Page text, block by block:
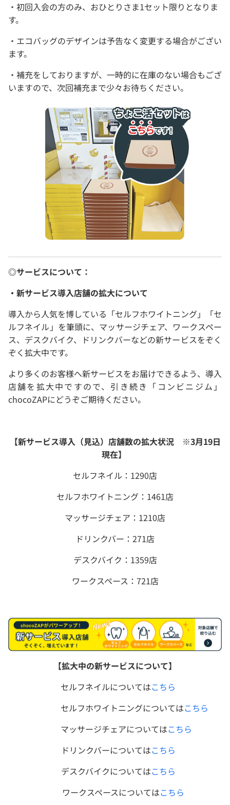
・初回入会の方のみ、おひとりさま1セット限りとなりま
す。
・エコバッグのデザインは予告なく変更する場合がござい
ます。
・補充をしておりますが、一時的に在庫のない場合もござ
いますので、次回補充まで少々お待ちください。
◎サービスについて：
・新サービス導入店舗の拡大について
導入から人気を博している「セルフホワイトニング」「セ
ルフネイル」を筆頭に、マッサージチェア、ワークスペー
ス、デスクバイク、ドリンクバーなどの新サービスをぞく
ぞく拡大中です。
より多くのお客様へ新サービスをお届けできるよう、導入
店舗を拡大中ですので、引き続き「コンビニジム」
chocoZAPにどうぞご期待ください。
【新サービス導入（見込）店舗数の拡大状況 ※3月19日
現在】
セルフネイル：1290店
セルフホワイトニング：1461店
マッサージチェア：1210店
ドリンクバー：271店
デスクバイク：1359店
ワークスペース：721店
【拡大中の新サービスについて】
セルフネイルについてはこちら
セルフホワイトニングについてはこちら
マッサージチェアについてはこちら
ドリンクバーについてはこちら
デスクバイクについてはこちら
ワークスペースについてはこちら